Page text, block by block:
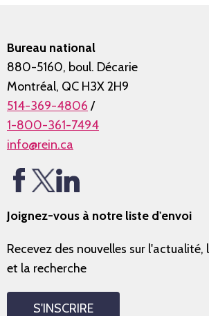
Bureau national
880-5160, boul. Décarie
Montréal, QC H3X 2H9
514-369-4806 /
1-800-361-7494
info@rein.ca
Joignez-vous à notre liste d'envoi
Recevez des nouvelles sur l'actualité,
et la recherche
S'INSCRIRE